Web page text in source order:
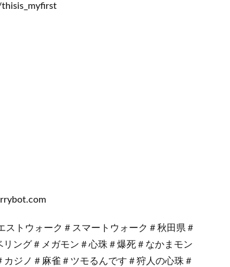
トウォーク＃スマートウォーク＃秋田県＃
ング＃メガモン＃心珠＃爆死＃なかまモン
ジノ＃麻雀＃ツモるんです＃狩人の心珠＃